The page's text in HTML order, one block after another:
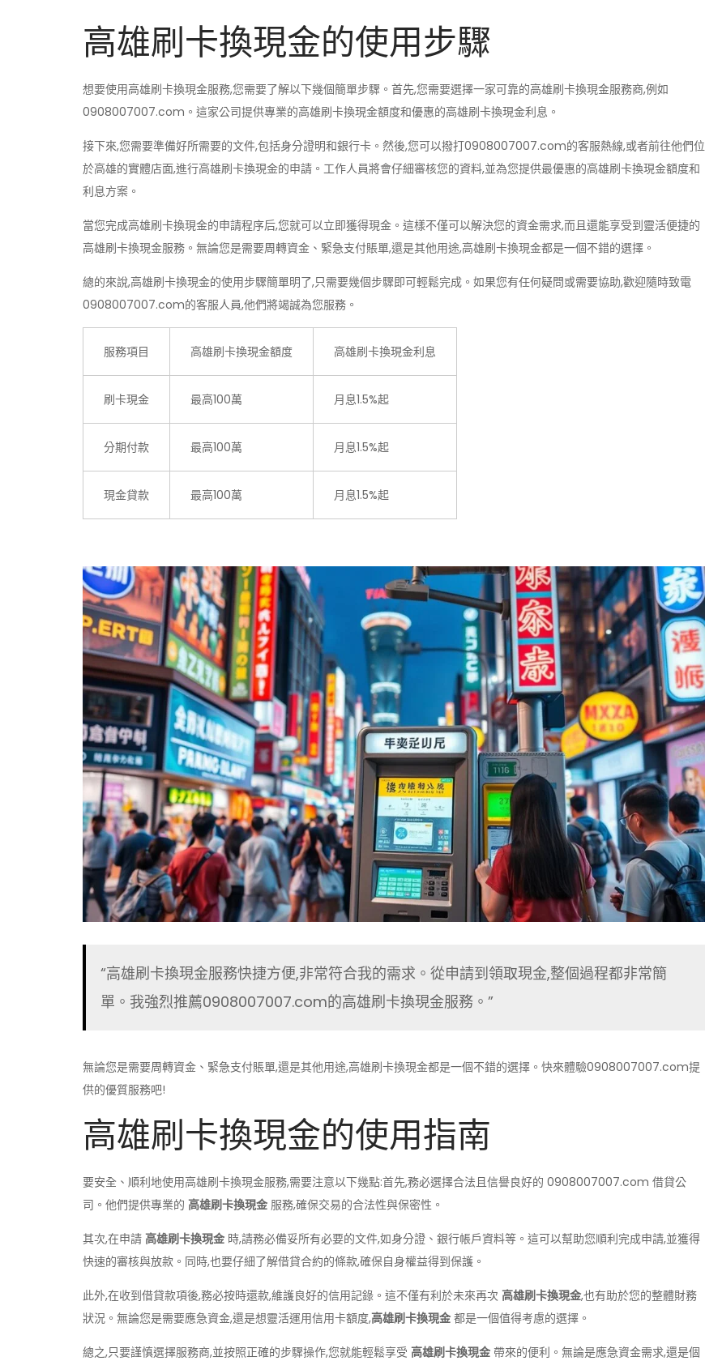
高雄刷卡換現金的使用步驟
想要使用高雄刷卡換現金服務,您需要了解以下幾個簡單步驟。首先,您需要選擇一家可靠的高雄刷卡換現金服務商,例如
0908007007.com。這家公司提供專業的高雄刷卡換現金額度和優惠的高雄刷卡換現金利息。
接下來,您需要準備好所需要的文件,包括身分證明和銀行卡。然後,您可以撥打0908007007.com的客服熱線,或者前往他們位
於高雄的實體店面,進行高雄刷卡換現金的申請。工作人員將會仔細審核您的資料,並為您提供最優惠的高雄刷卡換現金額度和
利息方案。
當您完成高雄刷卡換現金的申請程序后,您就可以立即獲得現金。這樣不僅可以解決您的資金需求,而且還能享受到靈活便捷的
高雄刷卡換現金服務。無論您是需要周轉資金、緊急支付賬單,還是其他用途,高雄刷卡換現金都是一個不錯的選擇。
總的來說,高雄刷卡換現金的使用步驟簡單明了,只需要幾個步驟即可輕鬆完成。如果您有任何疑問或需要協助,歡迎隨時致電
0908007007.com的客服人員,他們將竭誠為您服務。
服務項目 高雄刷卡換現金額度 高雄刷卡換現金利息
刷卡現金 最高100萬 月息1.5%起
分期付款 最高100萬 月息1.5%起
現金貸款 最高100萬 月息1.5%起
“高雄刷卡換現金服務快捷方便,非常符合我的需求。從申請到領取現金,整個過程都非常簡
單。我強烈推薦0908007007.com的高雄刷卡換現金服務。”
無論您是需要周轉資金、緊急支付賬單,還是其他用途,高雄刷卡換現金都是一個不錯的選擇。快來體驗0908007007.com提
供的優質服務吧!
高雄刷卡換現金的使用指南
要安全、順利地使用高雄刷卡換現金服務,需要注意以下幾點:首先,務必選擇合法且信譽良好的 0908007007.com 借貸公
司。他們提供專業的 高雄刷卡換現金 服務,確保交易的合法性與保密性。
其次,在申請 高雄刷卡換現金 時,請務必備妥所有必要的文件,如身分證、銀行帳戶資料等。這可以幫助您順利完成申請,並獲得
快速的審核與放款。同時,也要仔細了解借貸合約的條款,確保自身權益得到保護。
此外,在收到借貸款項後,務必按時還款,維護良好的信用記錄。這不僅有利於未來再次 高雄刷卡換現金,也有助於您的整體財務
狀況。無論您是需要應急資金,還是想靈活運用信用卡額度,高雄刷卡換現金 都是一個值得考慮的選擇。
總之,只要謹慎選擇服務商,並按照正確的步驟操作,您就能輕鬆享受 高雄刷卡換現金 帶來的便利。無論是應急資金需求,還是個